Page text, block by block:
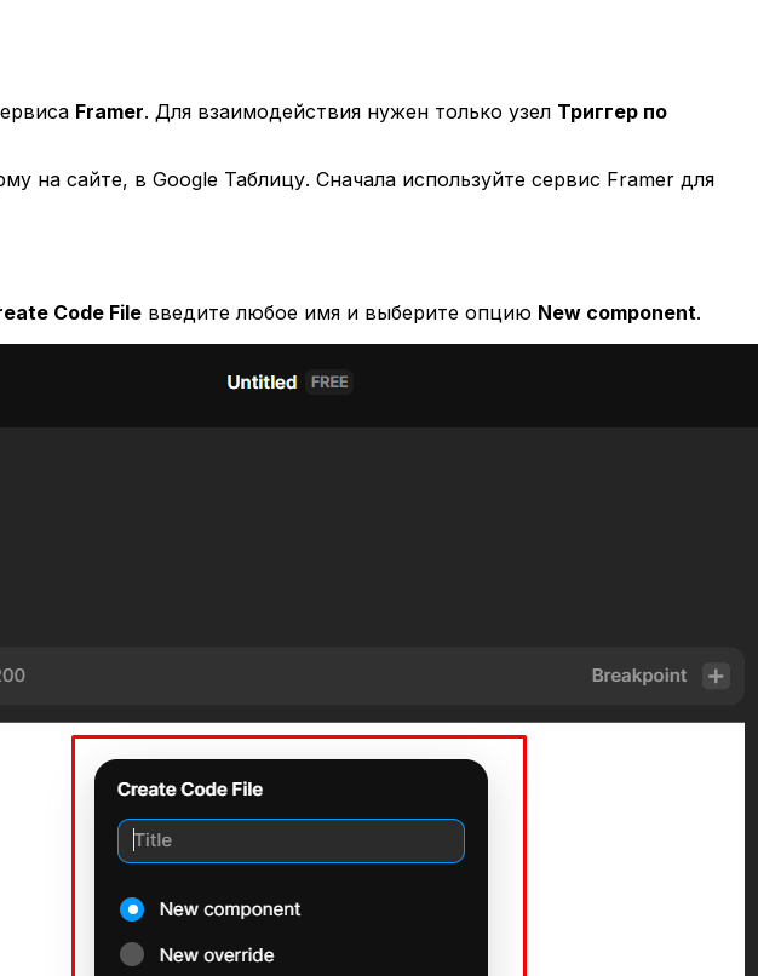
Framer. Для взаимодействия нужен только узел Триггер по
сайте, в Google Таблицу. Сначала используйте сервис Framer для
Code File введите любое имя и выберите опцию New component.